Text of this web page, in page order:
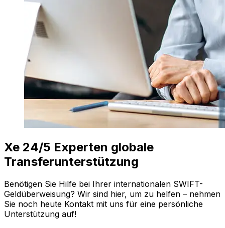
Xe 24/5 Experten globale
Transferunterstützung
Benötigen Sie Hilfe bei Ihrer internationalen SWIFT-
Geldüberweisung? Wir sind hier, um zu helfen – nehmen
Sie noch heute Kontakt mit uns für eine persönliche
Unterstützung auf!